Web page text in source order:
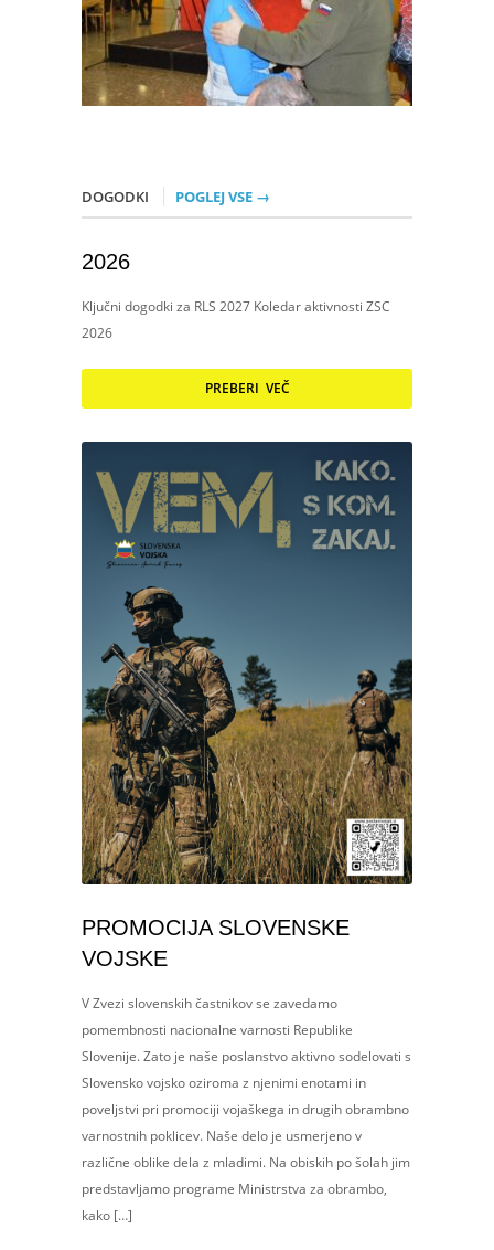
DOGODKI POGLEJ VSE →
2026
Ključni dogodki za RLS 2027 Koledar aktivnosti ZSC
2026
PREBERI VEČ
PROMOCIJA SLOVENSKE
VOJSKE
V Zvezi slovenskih častnikov se zavedamo
pomembnosti nacionalne varnosti Republike
Slovenije. Zato je naše poslanstvo aktivno sodelovati s
Slovensko vojsko oziroma z njenimi enotami in
poveljstvi pri promociji vojaškega in drugih obrambno
varnostnih poklicev. Naše delo je usmerjeno v
različne oblike dela z mladimi. Na obiskih po šolah jim
predstavljamo programe Ministrstva za obrambo,
kako […]